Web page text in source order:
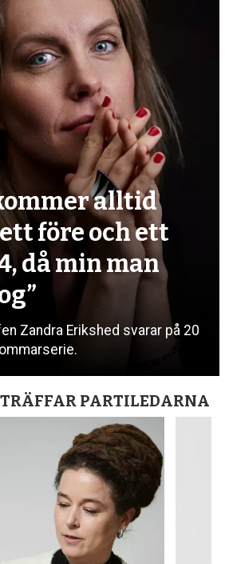
alltid
före och ett
då min man
Zandra Erikshed svarar på 20
PARTILEDARNA